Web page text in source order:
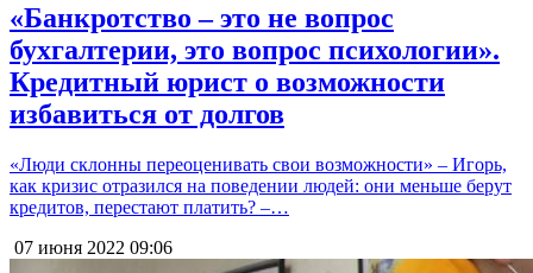
«Банкротство – это не вопрос
бухгалтерии, это вопрос психологии».
Кредитный юрист о возможности
избавиться от долгов
«Люди склонны переоценивать свои возможности» – Игорь,
как кризис отразился на поведении людей: они меньше берут
кредитов, перестают платить? –…
07 июня 2022 09:06